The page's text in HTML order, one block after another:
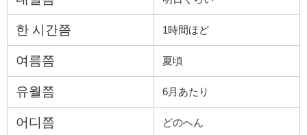
한 시간쯤 1時間ほど
여름쯤 夏頃
유월쯤 6月あたり
어디쯤 どのへん